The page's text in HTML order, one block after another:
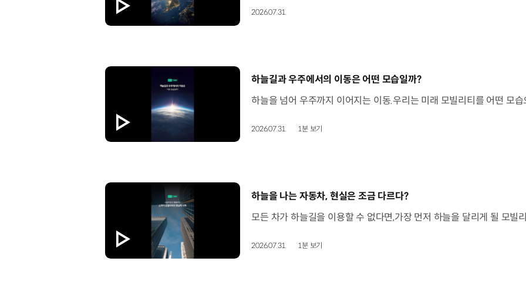
2026.07.31.
[동영상]
하늘길과 우주에서의 이동은 어떤 모습일까?
2026.07.31. 1분 보기
[동영상]
하늘을 나는 자동차, 현실은 조금 다르다?
2026.07.31. 1분 보기